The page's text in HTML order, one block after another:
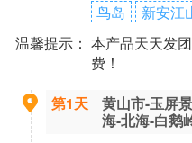
鸟岛
新安江
温馨提示： 本产品天天发
费！
第1天
黄山市-玉屏
海-北海-白鹅